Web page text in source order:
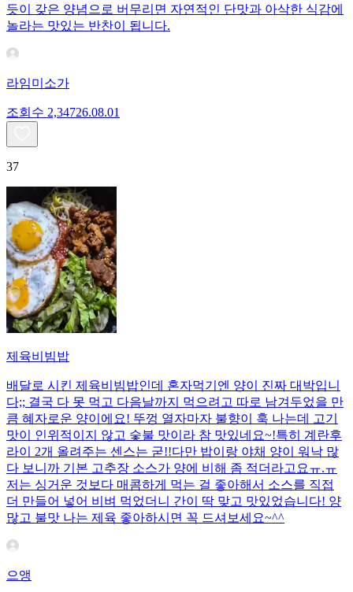
듯이 갖은 양념으로 버무리면 자연적인 단맛과 아삭한 식감에
놀라는 맛있는 반찬이 됩니다.
라임미소가
조회수 2,34726.08.01
37
제육비빔밥
배달로 시킨 제육비빔밥인데 혼자먹기엔 양이 진짜 대박입니
다;; 결국 다 못 먹고 다음날까지 먹으려고 따로 남겨두었을 만
큼 혜자로운 양이에요! 뚜껑 열자마자 불향이 훅 나는데 고기
맛이 인위적이지 않고 숯불 맛이라 참 맛있네요~!특히 계란후
라이 2개 올려주는 센스는 굳!! ​다만 밥이랑 야채 양이 워낙 많
다 보니까 기본 고추장 소스가 양에 비해 좀 적더라고요ㅠ.ㅠ
저는 싱거운 것보다 매콤하게 먹는 걸 좋아해서 소스를 직접
더 만들어 넣어 비벼 먹었더니 간이 딱 맞고 맛있었습니다! 양
많고 불맛 나는 제육 좋아하시면 꼭 드셔보세요~^^
으앵